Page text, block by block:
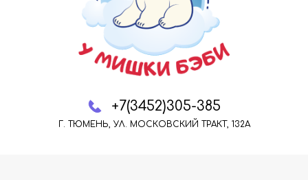
+7(3452)305-385
Г. ТЮМЕНЬ, УЛ. МОСКОВСКИЙ ТРАКТ, 132А